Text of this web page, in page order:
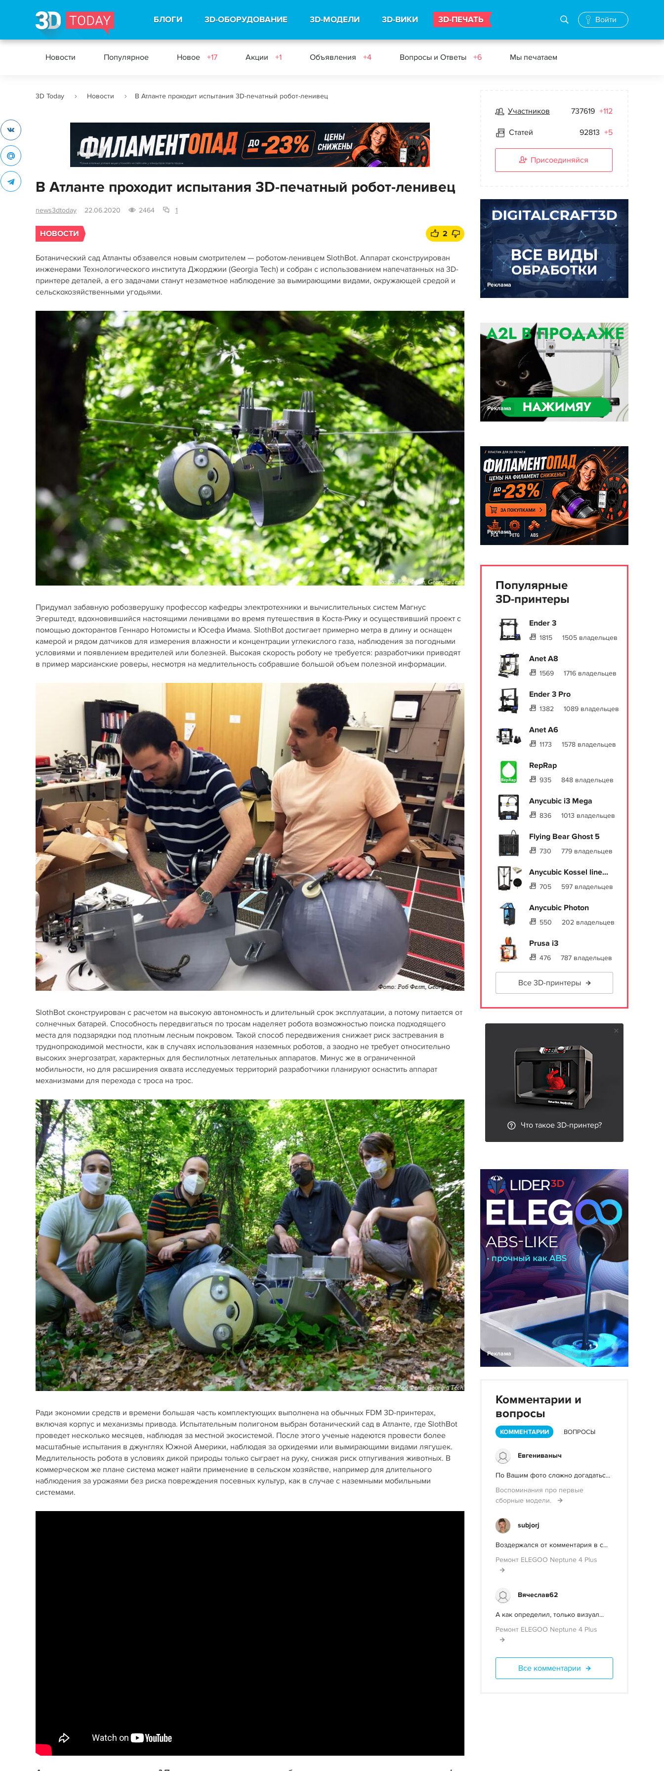
БЛОГИ 3D-ОБОРУДОВАНИЕ 3D-МОДЕЛИ 3D-ВИКИ 3D-ПЕЧАТЬ Войти
Новости Популярное Новое +17 Акции +1 Объявления +4 Вопросы и Ответы +6 Мы печатаем
3D Today Новости В Атланте проходит испытания 3D-печатный робот-ленивец
Реклама
В Атланте проходит испытания 3D-печатный робот-ленивец
news3dtoday 22.06.2020 2464 1
НОВОСТИ 2
Ботанический сад Атланты обзавелся новым смотрителем — роботом-ленивцем SlothBot. Аппарат сконструирован
инженерами Технологического института Джорджии (Georgia Tech) и собран с использованием напечатанных на 3D-
принтере деталей, а его задачами станут незаметное наблюдение за вымирающими видами, окружающей средой и
сельскохозяйственными угодьями.
Придумал забавную робозверушку профессор кафедры электротехники и вычислительных систем Магнус
Эгерштедт, вдохновившийся настоящими ленивцами во время путешествия в Коста-Рику и осуществивший проект с
помощью докторантов Геннаро Нотомисты и Юсефа Имама. SlothBot достигает примерно метра в длину и оснащен
камерой и рядом датчиков для измерения влажности и концентрации углекислого газа, наблюдения за погодными
условиями и появлением вредителей или болезней. Высокая скорость роботу не требуется: разработчики приводят
в пример марсианские роверы, несмотря на медлительность собравшие большой объем полезной информации.
SlothBot сконструирован с расчетом на высокую автономность и длительный срок эксплуатации, а потому питается от
солнечных батарей. Способность передвигаться по тросам наделяет робота возможностью поиска подходящего
места для подзарядки под плотным лесным покровом. Такой способ передвижения снижает риск застревания в
труднопроходимой местности, как в случаях использования наземных роботов, а заодно не требует относительно
высоких энергозатрат, характерных для беспилотных летательных аппаратов. Минус же в ограниченной
мобильности, но для расширения охвата исследуемых территорий разработчики планируют оснастить аппарат
механизмами для перехода с троса на трос.
Ради экономии средств и времени большая часть комплектующих выполнена на обычных FDM 3D-принтерах,
включая корпус и механизмы привода. Испытательным полигоном выбран ботанический сад в Атланте, где SlothBot
проведет несколько месяцев, наблюдая за местной экосистемой. После этого ученые надеются провести более
масштабные испытания в джунглях Южной Америки, наблюдая за орхидеями или вымирающими видами лягушек.
Медлительность робота в условиях дикой природы только сыграет на руку, снижая риск отпугивания животных. В
коммерческом же плане система может найти применение в сельском хозяйстве, например для длительного
наблюдения за урожаями без риска повреждения посевных культур, как в случае с наземными мобильными
системами.
Участников 737619 +112
Статей 92813 +5
Присоединяйся
Реклама
Реклама
Реклама
Популярные
3D-принтеры
Ender 3
1815 1505 владельцев
Anet A8
1569 1716 владельцев
Ender 3 Pro
1382 1089 владельцев
Anet A6
1173 1578 владельцев
RepRap
935 848 владельцев
Anycubic i3 Mega
836 1013 владельцев
Flying Bear Ghost 5
730 779 владельцев
Anycubic Kossel line...
705 597 владельцев
Anycubic Photon
550 202 владельцев
Prusa i3
476 787 владельцев
Все 3D-принтеры
Что такое 3D-принтер?
Реклама
Комментарии и
вопросы
КОММЕНТАРИИ ВОПРОСЫ
Евгениваныч
По Вашим фото сложно догадатьс...
Воспоминания про первые
сборные модели.
subjorj
Воздержался от комментария в с...
Ремонт ELEGOO Neptune 4 Plus
Вячеслав62
А как определил, только визуал...
Ремонт ELEGOO Neptune 4 Plus
Все комментарии